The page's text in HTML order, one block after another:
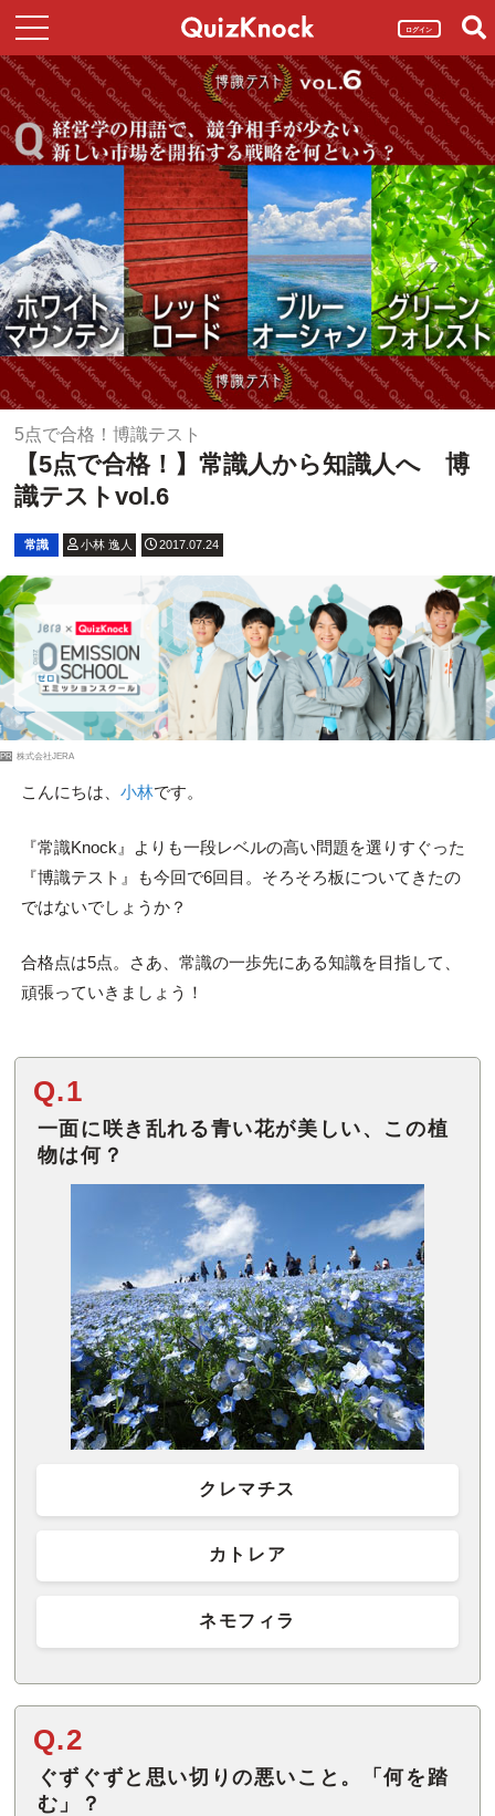
ログイン
5点で合格！博識テスト
【5点で合格！】常識人から知識人へ 博
識テストvol.6
常識 小林 逸人 2017.07.24
PR 株式会社JERA
こんにちは、 小林です。
『常識Knock』よりも一段レベルの高い問題を選りすぐった
『博識テスト』も今回で6回目。そろそろ板についてきたの
ではないでしょうか？
合格点は5点。さあ、常識の一歩先にある知識を目指して、
頑張っていきましょう！
Q.1
一面に咲き乱れる青い花が美しい、この植
物は何？
クレマチス
カトレア
ネモフィラ
Q.2
ぐずぐずと思い切りの悪いこと。「何を踏
む」？